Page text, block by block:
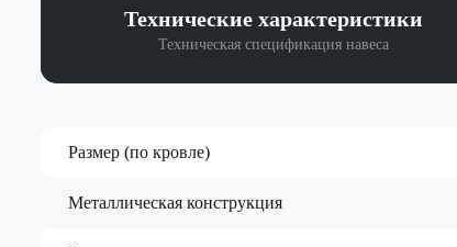
Техническиехарактеристики
Техническая спецификация навеса
Размер (по кровле)
Металлическая конструкция